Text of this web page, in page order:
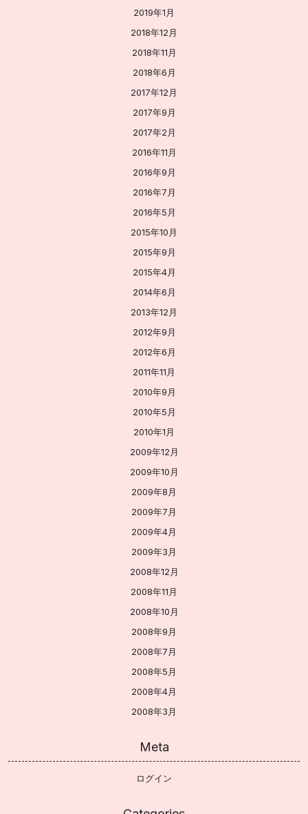
2019年1月
2018年12月
2018年11月
2018年6月
2017年12月
2017年9月
2017年2月
2016年11月
2016年9月
2016年7月
2016年5月
2015年10月
2015年9月
2015年4月
2014年6月
2013年12月
2012年9月
2012年6月
2011年11月
2010年9月
2010年5月
2010年1月
2009年12月
2009年10月
2009年8月
2009年7月
2009年4月
2009年3月
2008年12月
2008年11月
2008年10月
2008年9月
2008年7月
2008年5月
2008年4月
2008年3月
Meta
ログイン